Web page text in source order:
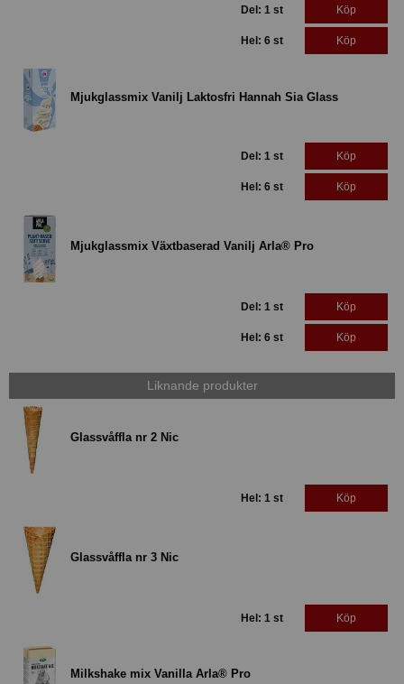
Del: 1 st Köp
Hel: 6 st Köp
Mjukglassmix Vanilj Laktosfri Hannah Sia Glass
Del: 1 st Köp
Hel: 6 st Köp
Mjukglassmix Växtbaserad Vanilj Arla® Pro
Del: 1 st Köp
Hel: 6 st Köp
Liknande produkter
Glassvåffla nr 2 Nic
Hel: 1 st Köp
Glassvåffla nr 3 Nic
Hel: 1 st Köp
Milkshake mix Vanilla Arla® Pro